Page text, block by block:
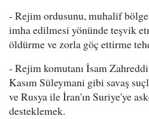
- Rejim ordusunu, muhalif
imha edilmesi yönünde teşvik
öldürme ve zorla göç ettirme
- Rejim komutanı İsam
Kasım Süleymani gibi savaş
ve Rusya ile İran'ın Suriye'ye
desteklemek.